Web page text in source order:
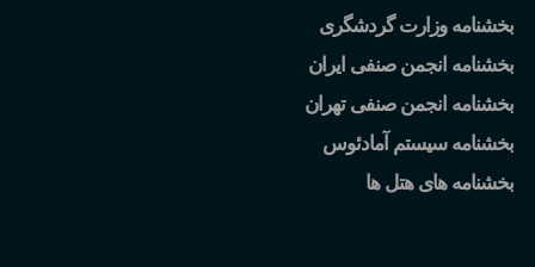
بخشنامه وزارت گردشگری
بخشنامه انجمن صنفی ایران
بخشنامه انجمن صنفی تهران
بخشنامه سیستم آمادئوس
بخشنامه های هتل ها